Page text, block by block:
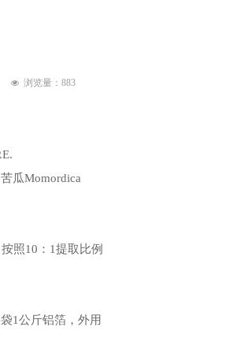
넶 浏览量： 883
瓜Momordica
照10：1提取比例
1公斤铝箔，外用